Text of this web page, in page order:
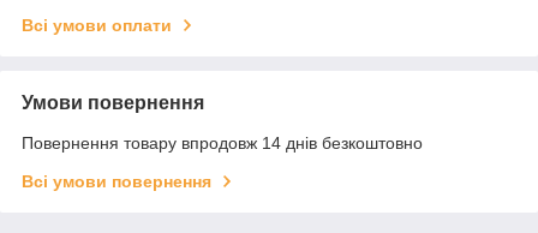
Всі умови оплати
Умови повернення
Повернення товару впродовж 14 днів безкоштовно
Всі умови повернення